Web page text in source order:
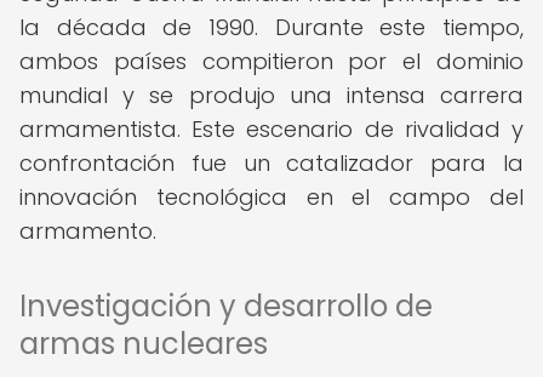
la década de 1990. Durante este tiempo,
ambos países compitieron por el dominio
mundial y se produjo una intensa carrera
armamentista. Este escenario de rivalidad y
confrontación fue un catalizador para la
innovación tecnológica en el campo del
armamento.
Investigación y desarrollo de
armas nucleares